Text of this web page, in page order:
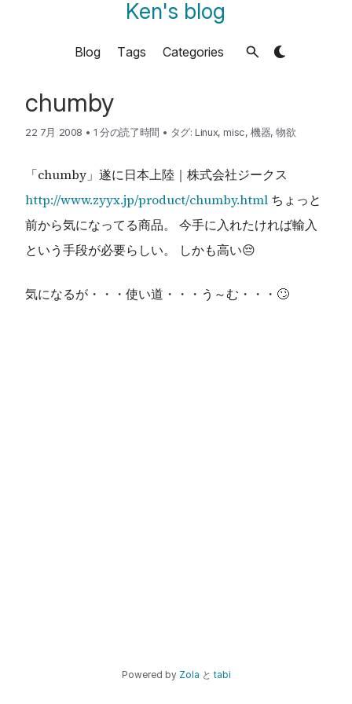
Ken's blog
Blog Tags Categories
chumby
22 7月 2008 • 1 分の読了時間 • タグ:Linux,misc, 機器,物欲
「chumby」遂に日本上陸｜株式会社ジークス
http://www.zyyx.jp/product/chumby.html ちょっと
前から気になってる商品。 今手に入れたければ輸入
という手段が必要らしい。 しかも高い😔
気になるが・・・使い道・・・う～む・・・🙄
Powered by Zola と tabi